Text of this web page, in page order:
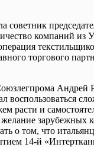
советник
компаний из
торгового
Андрей
воспользоваться
расти и
зарубежных
о том, что
14-й